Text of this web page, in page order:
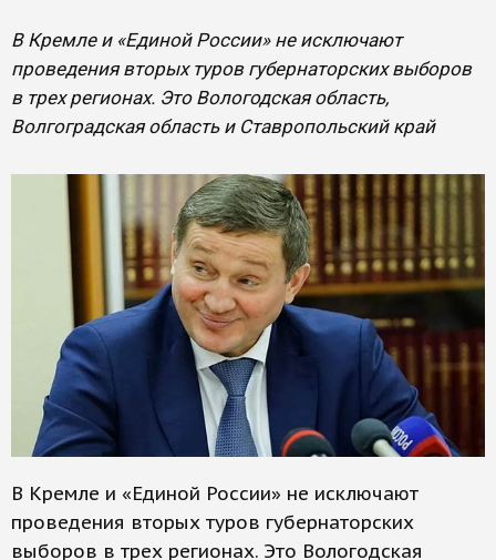
В Кремле и «Единой России» не исключают
проведения вторых туров губернаторских выборов
в трех регионах. Это Вологодская область,
Волгоградская область и Ставропольский край
В Кремле и «Единой России» не исключают
проведения вторых туров губернаторских
выборов в трех регионах. Это Вологодская